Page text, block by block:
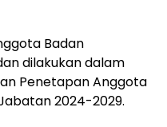
Badan
dilakukan dalam
Penetapan Anggota
2024-2029.